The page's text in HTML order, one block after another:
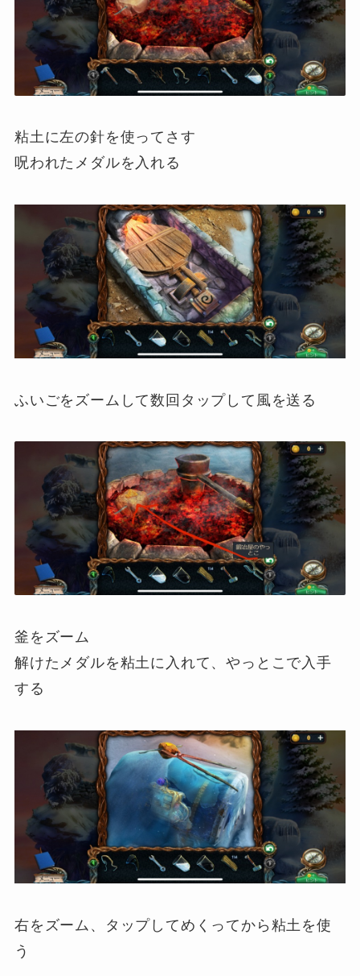
粘土に左の針を使ってさす
呪われたメダルを入れる
ふいごをズームして数回タップして風を送る
釜をズーム
解けたメダルを粘土に入れて、やっとこで入手
する
右をズーム、タップしてめくってから粘土を使
う